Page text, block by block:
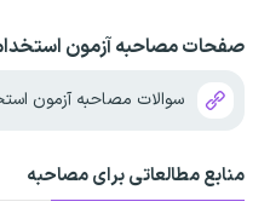
صفحات مصاحبه آزمون
سوالات مصاحبه آزمون
منابع مطالعاتی برای مصاحبه